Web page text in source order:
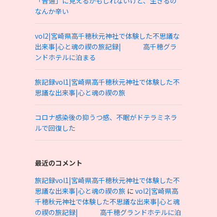
なんか辛い
vol2|宮崎県高千穂秋元神社で体験した不思議な
出来事|心と魂の禊の旅記録| 高千穂グラ
ンドホテルに泊まる
旅記録vol1|宮崎県高千穂秋元神社で体験した不
思議な出来事|心と魂の禊の旅
コロナ感染後の抑うつ感、不眠がドテラミネラ
ルで回復した
最近のコメント
旅記録vol1|宮崎県高千穂秋元神社で体験した不
思議な出来事|心と魂の禊の旅 に vol2|宮崎県高
千穂秋元神社で体験した不思議な出来事|心と魂
の禊の旅記録| 高千穂グランドホテルに泊